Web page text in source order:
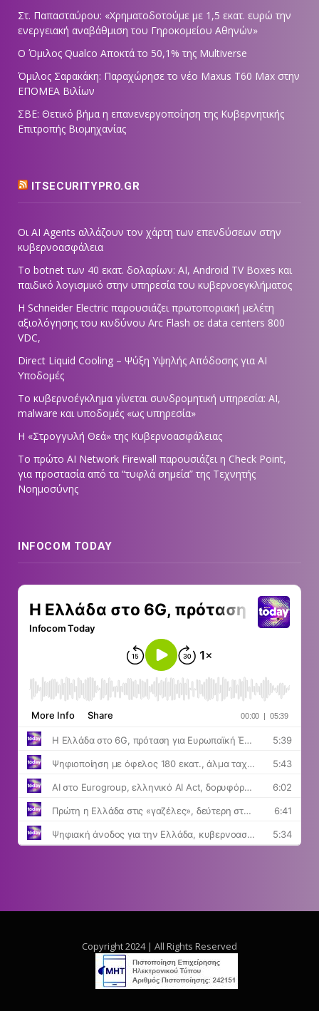
Στ. Παπασταύρου: «Χρηματοδοτούμε με 1,5 εκατ. ευρώ την
ενεργειακή αναβάθμιση του Γηροκομείου Αθηνών»
Ο Όμιλος Qualco Αποκτά το 50,1% της Multiverse
Όμιλος Σαρακάκη: Παραχώρησε το νέο Maxus T60 Max στην
ΕΠΟΜΕΑ Βιλίων
ΣΒΕ: Θετικό βήμα η επανενεργοποίηση της Κυβερνητικής
Επιτροπής Βιομηχανίας
ITSECURITYPRO.GR
Οι AI Agents αλλάζουν τον χάρτη των επενδύσεων στην
κυβερνοασφάλεια
Το botnet των 40 εκατ. δολαρίων: AI, Android TV Boxes και
παιδικό λογισμικό στην υπηρεσία του κυβερνοεγκλήματος
Η Schneider Electric παρουσιάζει πρωτοποριακή μελέτη
αξιολόγησης του κινδύνου Arc Flash σε data centers 800
VDC,
Direct Liquid Cooling – Ψύξη Υψηλής Απόδοσης για AI
Υποδομές
Το κυβερνοέγκλημα γίνεται συνδρομητική υπηρεσία: AI,
malware και υποδομές «ως υπηρεσία»
Η «Στρογγυλή Θεά» της Κυβερνοασφάλειας
Tο πρώτο AI Network Firewall παρουσιάζει η Check Point,
για προστασία από τα “τυφλά σημεία” της Τεχνητής
Νοημοσύνης
INFOCOM TODAY
Copyright 2024 | All Rights Reserved